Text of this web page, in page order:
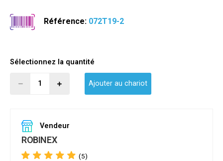
Référence: 072T19-2
Sélectionnez la quantité
Ajouter au chariot
Vendeur
ROBINEX
(5)